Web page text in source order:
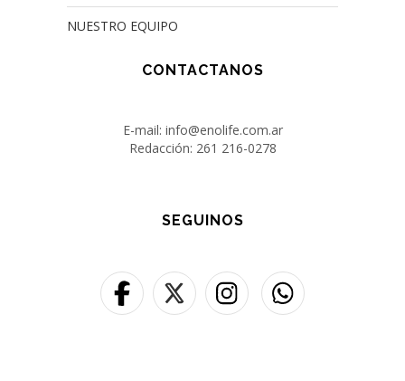
NUESTRO EQUIPO
CONTACTANOS
E-mail: info@enolife.com.ar
Redacción: 261 216-0278
SEGUINOS